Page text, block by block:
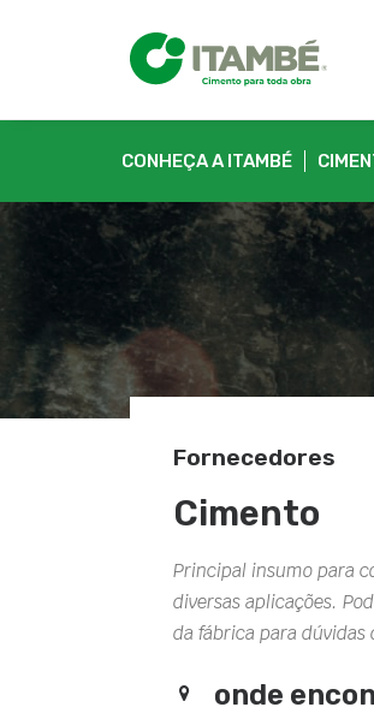
CONHEÇA A ITAMBÉ
Fornecedores
Cimento
Principal insumo para
diversas aplicações.
da fábrica para dúvidas
onde